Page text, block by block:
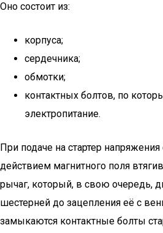
Оно состоит из:
корпуса;
сердечника;
обмотки;
контактных болтов, по
электропитание.
При подаче на стартер
действием магнитного поля
рычаг, который, в свою очередь,
шестерней до зацепления её с
замыкаются контактные болты